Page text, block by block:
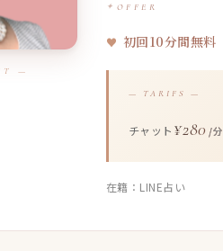
OFFER
初回10分間無料
— TARIFS —
チャット ¥280 /分
在籍：LINE占い